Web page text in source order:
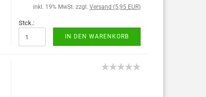
inkl. 19% MwSt. zzgl. Versand (5,95 EUR)
Stck.:
IN DEN WARENKORB